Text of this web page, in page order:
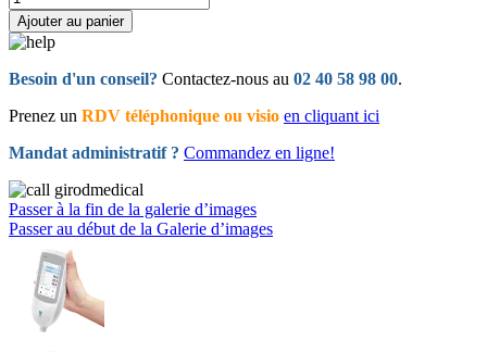
Ajouter au panier
Besoin d'un conseil? Contactez-nous au 02 40 58 98 00.
Prenez un RDV téléphonique ou visio en cliquant ici
Mandat administratif ? Commandez en ligne!
Passer à la fin de la galerie d’images
Passer au début de la Galerie d’images